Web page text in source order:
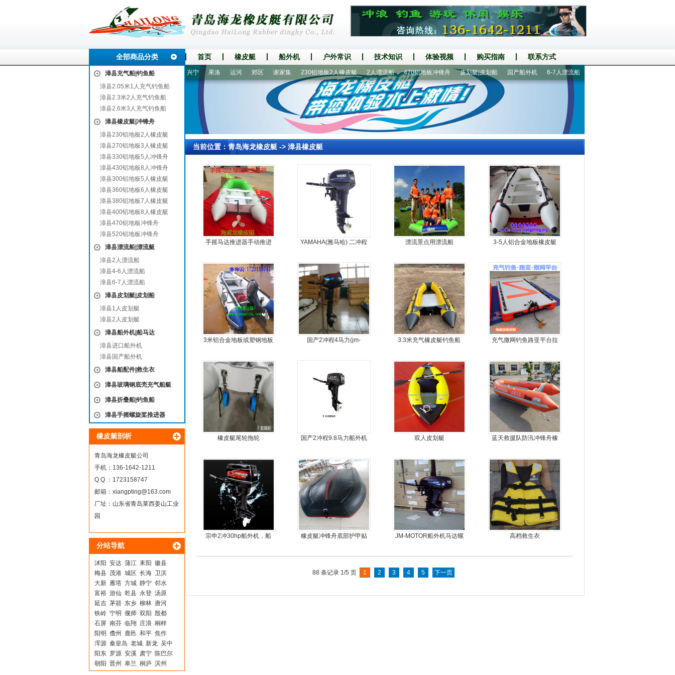
全部商品分类 首页 橡皮艇 船外机 户外常识 技术知识 体验视频 购买指南 联系方式
漳县充气船|钓鱼船
漳县2.05米1人充气钓鱼船
漳县2.3米2人充气钓鱼船
漳县2.6米3人充气钓鱼船
漳县橡皮艇|冲锋舟
漳县230铝地板2人橡皮艇
漳县270铝地板3人橡皮艇
漳县330铝地板5人冲锋舟
漳县430铝地板8人冲锋舟
漳县300铝地板5人橡皮艇
漳县360铝地板6人橡皮艇
漳县380铝地板7人橡皮艇
漳县400铝地板8人橡皮艇
漳县470铝地板冲锋舟
漳县520铝地板冲锋舟
漳县漂流船|漂流艇
漳县2人漂流船
漳县4-6人漂流船
漳县6-7人漂流船
漳县皮划艇|皮划船
漳县1人皮划艇
漳县2人皮划艇
漳县船外机|船马达
漳县进口船外机
漳县国产船外机
漳县船配件|救生衣
漳县玻璃钢底壳充气船艇
漳县折叠船|钓鱼船
漳县手摇螺旋桨推进器
橡皮艇剖析
青岛海龙橡皮艇公司
手机：136-1642-1211
Q Q ：1723158747
邮箱： xiangpting@163.com
厂址：山东省青岛莱西姜山工业
园
分站导航
沭阳 安达 蒲江 耒阳 徽县
梅县 茂港 城区 长海 卫滨
大新 雁塔 方城 静宁 邻水
富裕 游仙 乾县 永登 汤原
延吉 茅箭 东乡 柳林 唐河
铁岭 宁明 偃师 双阳
殷都
石屏 南芬 临翔 庄浪 桐梓
阳明 儋州 鹿邑 和平 焦作
浑源 秦皇岛 老城 新龙 吴中
阳东 罗源 安溪 肃宁 陈巴尔
朝阳 晋州 皋兰 桐庐 滨州
竹山 开江 龙岗 翼城 兴宁 果洛 运河 郊区 谢家集 230铝地板2人橡皮艇 2人漂流船 470铝地板冲锋舟 皮划艇|皮划船 国产船外机 6-7人漂流船 4-6人漂流船
当前位置： 青岛海龙橡皮艇-> 漳县橡皮艇
手摇马达推进器手动推进
YAMAHA(雅马哈) 二冲程
漂流景点用漂流船 3-5人铝合金地板橡皮艇
3米铝合金地板或塑钢地板
舟，动力艇
国产2冲程4马力(jm-
3.3米充气橡皮艇钓鱼船
充气撒网钓鱼路亚平台拉
橡皮艇尾轮拖轮 国产2冲程9.8马力船外机 双人皮划艇
蓝天救援队防汛冲锋舟橡
宗申2冲30hp船外机，船
橡皮艇冲锋舟底部护甲贴
JM-MOTOR船外机马达螺
高档救生衣
88 条记录 1/5 页 1 2 3 4 5 下一页